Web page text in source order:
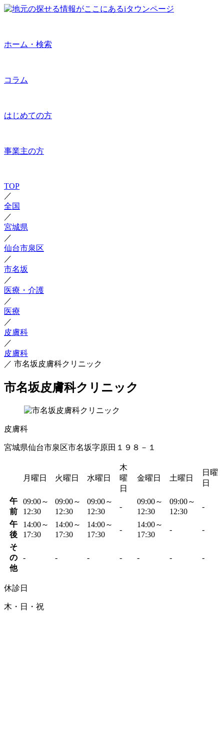
ホーム・検索
コラム
はじめての方
事業主の方
TOP
／
全国
／
宮城県
／
仙台市泉区
／
市名坂
／
医療・介護
／
医療
／
皮膚科
／
皮膚科
／ 市名坂皮膚科クリニック
市名坂皮膚科クリニック
皮膚科
宮城県仙台市泉区市名坂字原田１９８－１
月曜日 火曜日 水曜日
木
曜
日
金曜日 土曜日
日曜
日
午
前
09:00～
12:30
09:00～
12:30
09:00～
12:30
-
09:00～
12:30
09:00～
12:30
-
午
後
14:00～
17:30
14:00～
17:30
14:00～
17:30
-
14:00～
17:30
- -
そ
の
他
- - - - - - -
休診日
木・日・祝